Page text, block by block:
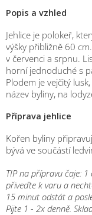
Popis a vzhled
Jehlice je polokeř,
výšky přibližně 60
v červenci a srpnu.
horní jednoduché s
Plodem je vejčitý
název byliny, na
Příprava jehlice
Kořen byliny
bývá ve součástí
TIP na přípravu čaje: 1
přiveďte k varu a
15 minut odstát a
Pijte 1 - 2x denně.